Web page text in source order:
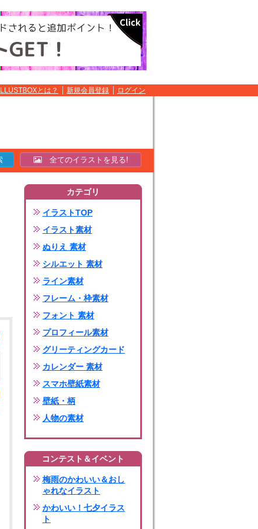
ILLUSTBOXとは？ 新規会員登録 ログイン
全てのイラストを見る!
カテゴリ
イラストTOP
イラスト素材
ぬりえ 素材
シルエット 素材
ライン素材
フレーム・枠素材
フォント 素材
プロフィール素材
グリーティングカード
カレンダー 素材
スマホ壁紙素材
壁紙・柄
人物の素材
コンテスト＆イベント
梅雨のかわいい＆おし
ゃれなイラスト
かわいい！七夕イラス
ト